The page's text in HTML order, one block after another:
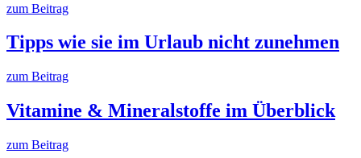
zum Beitrag
Tipps wie sie im Urlaub nicht zunehmen
zum Beitrag
Vitamine & Mineralstoffe im Überblick
zum Beitrag